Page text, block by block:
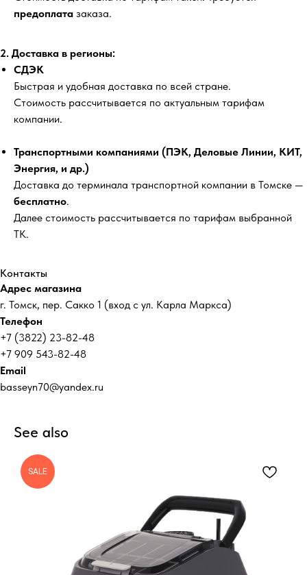
предоплата заказа.
2. Доставка в регионы:
СДЭК
Быстрая и удобная доставка по всей стране.
Стоимость рассчитывается по актуальным тарифам
компании.
Транспортными компаниями (ПЭК, Деловые Линии, КИТ,
Энергия, и др.)
Доставка до терминала транспортной компании в Томске —
бесплатно.
Далее стоимость рассчитывается по тарифам выбранной
ТК.
Контакты
Адрес магазина
г. Томск, пер. Сакко 1 (вход с ул. Карла Маркса)
Телефон
+7 (3822) 23-82-48
+7 909 543-82-48
Email
basseyn70@yandex.ru
See also
SALE